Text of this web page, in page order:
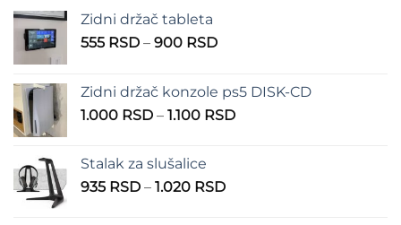
Zidni držač tableta
555 RSD – 900 RSDRaspon
555 RSD
do
Zidni držač konzole ps5 DISK-CD
1.000 RSD – 1.100 RSDRaspon
Stalak za slušalice
935 RSD – 1.020 RSDRaspon